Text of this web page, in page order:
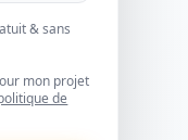
& sans
mon projet
de